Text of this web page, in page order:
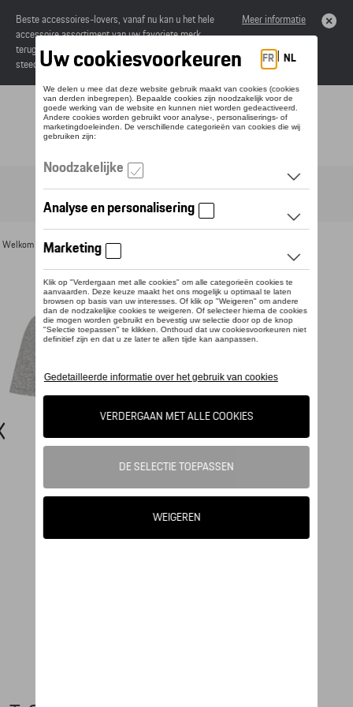
Beste accessoires-lovers, vanaf nu kan u het hele
accessoire assortiment van uw favoriete merk
terugvinden in de online catalogus. Deze kunnen
steeds besteld worden via uw dealer.
Meer informatie
Toggle navigation
Welkom >Voor u >Textiel >